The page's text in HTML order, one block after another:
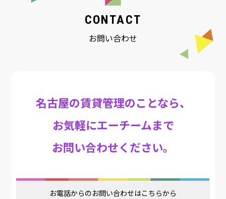
CONTACT
お問い合わせ
名古屋の賃貸管理のことなら、
お気軽にエーチームまで
お問い合わせください。
お電話からのお問い合わせはこちらから